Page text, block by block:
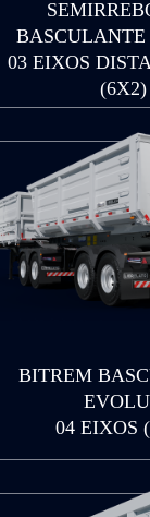
03 EIXOS
(6X2)
BITREM
04 EIXOS